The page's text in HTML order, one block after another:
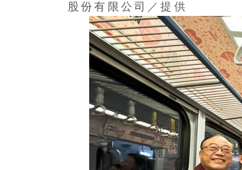
股份有限公司／提供